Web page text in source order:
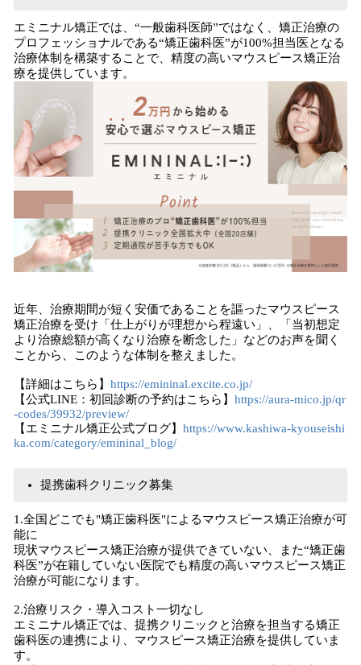
エミニナル矯正では、“一般歯科医師”ではなく、矯正治療の
プロフェッショナルである“矯正歯科医”が100%担当医となる
治療体制を構築することで、精度の高いマウスピース矯正治
療を提供しています。
近年、治療期間が短く安価であることを謳ったマウスピース
矯正治療を受け「仕上がりが理想から程遠い」、「当初想定
より治療総額が高くなり治療を断念した」などのお声を聞く
ことから、このような体制を整えました。
【詳細はこちら】 https://emininal.excite.co.jp/
【公式LINE：初回診断の予約はこちら】 https://aura-mico.jp/qr
-codes/39932/preview/
【エミニナル矯正公式ブログ】 https://www.kashiwa-kyouseishi
ka.com/category/emininal_blog/
提携歯科クリニック募集
1.全国どこでも"矯正歯科医"によるマウスピース矯正治療が可
能に
現状マウスピース矯正治療が提供できていない、また“矯正歯
科医”が在籍していない医院でも精度の高いマウスピース矯正
治療が可能になります。
2.治療リスク・導入コスト一切なし
エミニナル矯正では、提携クリニックと治療を担当する矯正
歯科医の連携により、マウスピース矯正治療を提供していま
す。